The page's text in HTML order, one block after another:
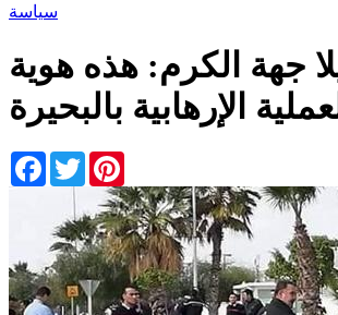
سياسة
جهة الكرم: هذه هوية
الإرهابية بالبحيرة
Facebook
Twitter